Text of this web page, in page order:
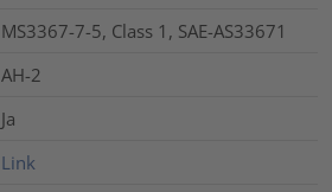
MS3367-7-5, Class 1, SAE-AS33671
AH-2
Ja
Link